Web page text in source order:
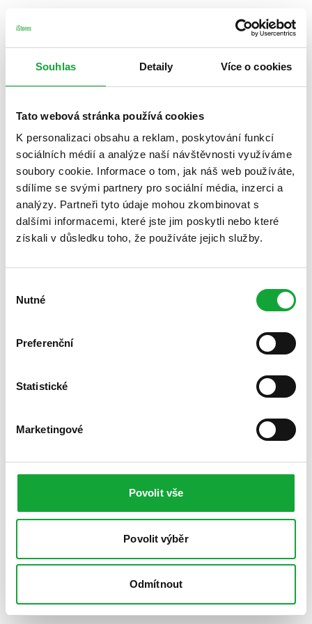
Souhlas Detaily Více o cookies
Tato webová stránka používá cookies
K personalizaci obsahu a reklam, poskytování funkcí
sociálních médií a analýze naší návštěvnosti využíváme
soubory cookie. Informace o tom, jak náš web používáte,
sdílíme se svými partnery pro sociální média, inzerci a
analýzy. Partneři tyto údaje mohou zkombinovat s
dalšími informacemi, které jste jim poskytli nebo které
získali v důsledku toho, že používáte jejich služby.
souhlasu
Nutné
Preferenční
Statistické
Marketingové
Povolit vše
Povolit výběr
Odmítnout